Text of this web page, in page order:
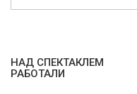
НАД СПЕКТАКЛЕМ
РАБОТАЛИ